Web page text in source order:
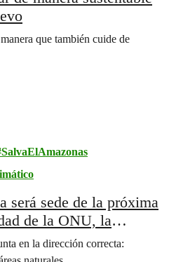
que también cuide de
SalvaElAmazonas
será sede de la próxima
de la ONU, la
en la dirección correcta: